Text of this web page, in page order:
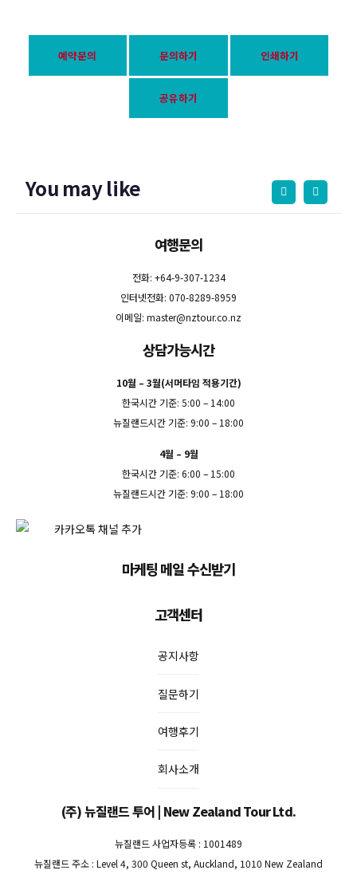
예약문의 문의하기 인쇄하기
공유하기
You may like
여행문의
전화: +64-9-307-1234
인터넷전화: 070-8289-8959
이메일: master@nztour.co.nz
상담가능시간
10월 – 3월(서머타임 적용기간)
한국시간 기준: 5:00 – 14:00
뉴질랜드시간 기준: 9:00 – 18:00
4월 – 9월
한국시간 기준: 6:00 – 15:00
뉴질랜드시간 기준: 9:00 – 18:00
마케팅 메일 수신받기
고객센터
공지사항
질문하기
여행후기
회사소개
(주) 뉴질랜드 투어 | New Zealand Tour Ltd.
뉴질랜드 사업자등록 : 1001489
뉴질랜드 주소 : Level 4, 300 Queen st, Auckland, 1010 New Zealand